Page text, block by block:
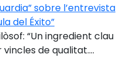
sobre l’entrevista
del Éxito”
“Un ingredient clau
de qualitat....